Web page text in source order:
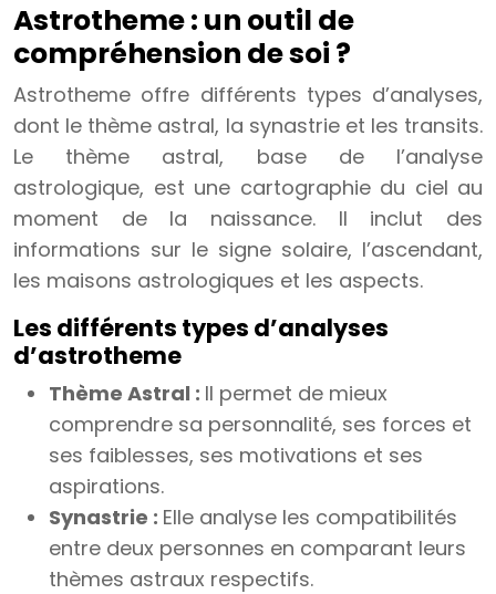
Astrotheme : un outil de
compréhension de soi ?
Astrotheme offre différents types d’analyses,
dont le thème astral, la synastrie et les transits.
Le thème astral, base de l’analyse
astrologique, est une cartographie du ciel au
moment de la naissance. Il inclut des
informations sur le signe solaire, l’ascendant,
les maisons astrologiques et les aspects.
Les différents types d’analyses
d’astrotheme
Thème Astral : Il permet de mieux
comprendre sa personnalité, ses forces et
ses faiblesses, ses motivations et ses
aspirations.
Synastrie : Elle analyse les compatibilités
entre deux personnes en comparant leurs
thèmes astraux respectifs.